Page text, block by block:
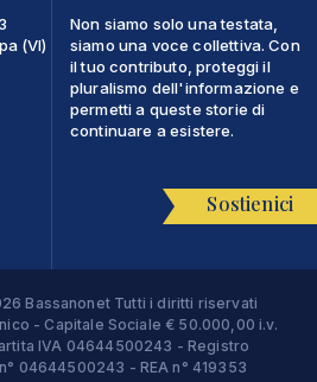
(VI)
Non siamo solo una testata,
siamo una voce collettiva. Con
il tuo contributo, proteggi il
pluralismo dell'informazione e
permetti a queste storie di
continuare a esistere.
Sostienici
Bassanonet Tutti i diritti riservati
- Capitale Sociale € 50.000,00 i.v.
IVA 04644500243 - Registro
04644500243 - REA n° 419353